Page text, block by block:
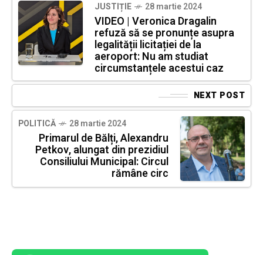
JUSTIȚIE 28 martie 2024
VIDEO | Veronica Dragalin
refuză să se pronunțe asupra
legalității licitației de la
aeroport: Nu am studiat
circumstanțele acestui caz
NEXT POST
POLITICĂ 28 martie 2024
Primarul de Bălți, Alexandru
Petkov, alungat din prezidiul
Consiliului Municipal: Circul
rămâne circ